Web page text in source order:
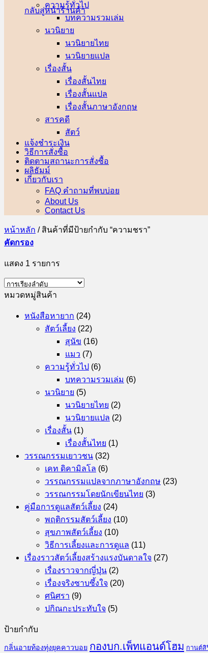
กลับสู่หน้าร้านค้า
ความรู้ทั่วไป
บทความรวมเล่ม
นวนิยาย
นวนิยายไทย
นวนิยายแปล
เรื่องสั้น
เรื่องสั้นไทย
เรื่องสั้นแปล
เรื่องสั้นภาษาอังกฤษ
สารคดี
สัตว์
แจ้งชำระเงิน
วิธีการสั่งซื้อ
ติดตามสถานะการสั่งซื้อ
ผลิธัมม์
เกี่ยวกับเรา
FAQ คำถามที่พบบ่อย
About Us
Contact Us
หน้าหลัก /สินค้าที่มีป้ายกำกับ “ความชรา”
คัดกรอง
แสดง 1 รายการ
หมวดหมู่สินค้า
หนังสือหายาก (24)
สัตว์เลี้ยง (22)
สุนัข (16)
แมว (7)
ความรู้ทั่วไป (6)
บทความรวมเล่ม (6)
นวนิยาย (5)
นวนิยายไทย (2)
นวนิยายแปล (2)
เรื่องสั้น (1)
เรื่องสั้นไทย (1)
วรรณกรรมเยาวชน (32)
เคท ดิคามิลโล (6)
วรรณกรรมแปลจากภาษาอังกฤษ (23)
วรรณกรรมโดยนักเขียนไทย (3)
คู่มือการดูแลสัตว์เลี้ยง (24)
พฤติกรรมสัตว์เลี้ยง (10)
สุขภาพสัตว์เลี้ยง (10)
วิธีการเลี้ยงและการดูแล (11)
เรื่องราวสัตว์เลี้ยงสร้างแรงบันดาลใจ (27)
เรื่องราวจากญี่ปุ่น (2)
เรื่องจริงซาบซึ้งใจ (20)
ศนิศรา (9)
ปกิณกะประทับใจ (5)
ป้ายกำกับ
กลิ่นอายท้องทุ่งยุคคาวบอย กองบก.เพ็ทแอนด์โฮม กานต์สิ